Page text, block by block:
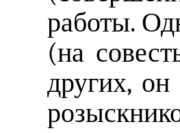
работы.
(на
других,